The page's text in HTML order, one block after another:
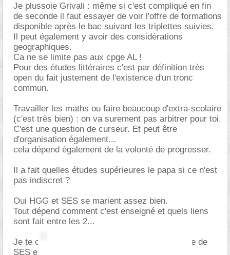
Je plussoie Grivali : même si c'est compliqué en fin
de seconde il faut essayer de voir l'offre de formations
disponible après le bac suivant les triplettes suivies.
Il peut également y avoir des considérations
geographiques.
Ca ne se limite pas aux cpge AL !
Pour des études littéraires c'est par définition très
open du fait justement de l'existence d'un tronc
commun.
Travailler les maths ou faire beaucoup d'extra-scolaire
(c'est très bien) : on va surement pas arbitrer pour toi.
C'est une question de curseur. Et peut être
d'organisation également...
cela dépend également de la volonté de progresser.
Il a fait quelles études supérieures le papa si ce n'est
pas indiscret ?
Oui HGG et SES se marient assez bien.
Tout dépend comment c'est enseigné et quels liens
sont fait entre les 2...
Je te confirme qu'il y a davantage d anglais que de
SES en AL.